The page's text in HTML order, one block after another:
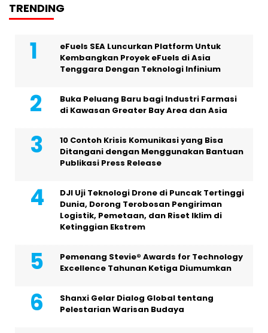
TRENDING
eFuels SEA Luncurkan Platform Untuk
Kembangkan Proyek eFuels di Asia
Tenggara Dengan Teknologi Infinium
Buka Peluang Baru bagi Industri Farmasi
di Kawasan Greater Bay Area dan Asia
10 Contoh Krisis Komunikasi yang Bisa
Ditangani dengan Menggunakan Bantuan
Publikasi Press Release
DJI Uji Teknologi Drone di Puncak Tertinggi
Dunia, Dorong Terobosan Pengiriman
Logistik, Pemetaan, dan Riset Iklim di
Ketinggian Ekstrem
Pemenang Stevie® Awards for Technology
Excellence Tahunan Ketiga Diumumkan
Shanxi Gelar Dialog Global tentang
Pelestarian Warisan Budaya